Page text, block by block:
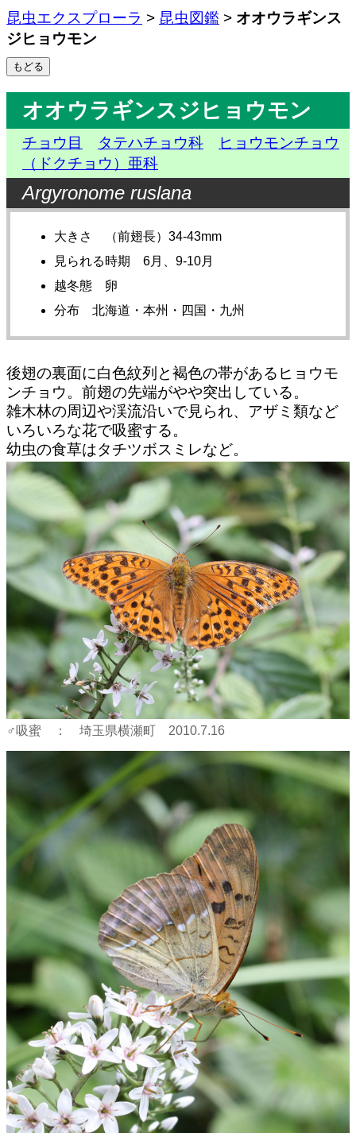
昆虫エクスプローラ > 昆虫図鑑 > オオウラギンス
ジヒョウモン
オオウラギンスジヒョウモン
チョウ目 タテハチョウ科
ヒョウモンチョウ
（ドクチョウ）亜科
Argyronome ruslana
大きさ （前翅長）34-43mm
見られる時期 6月、9-10月
越冬態 卵
分布 北海道・本州・四国・九州
後翅の裏面に白色紋列と褐色の帯があるヒョウモ
ンチョウ。前翅の先端がやや突出している。
雑木林の周辺や渓流沿いで見られ、アザミ類など
いろいろな花で吸蜜する。
幼虫の食草はタチツボスミレなど。
♂吸蜜 ： 埼玉県横瀬町 2010.7.16